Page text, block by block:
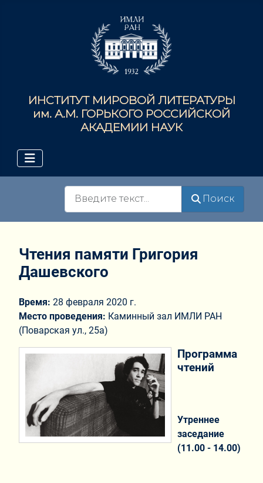
ИНСТИТУТ МИРОВОЙ ЛИТЕРАТУРЫ
им. А.М. ГОРЬКОГО РОССИЙСКОЙ
АКАДЕМИИ НАУК
Поиск
Чтения памяти Григория
Дашевского
Время: 28 февраля 2020 г.
Место проведения: Каминный зал ИМЛИ РАН
(Поварская ул., 25а)
Программа
чтений
Утреннее
заседание
(11.00 - 14.00)